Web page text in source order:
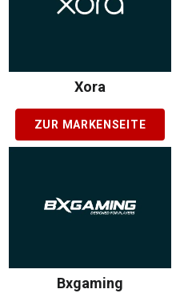
Xora
ZUR MARKENSEITE
Bxgaming